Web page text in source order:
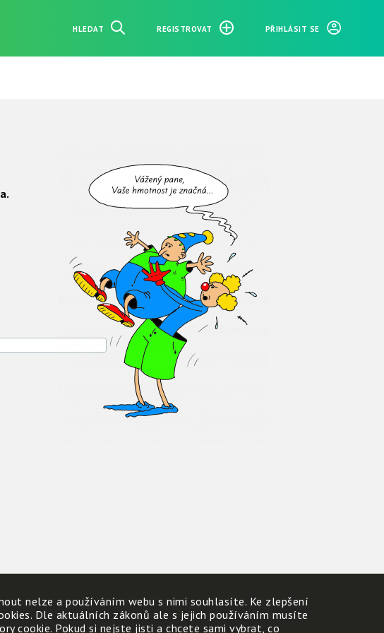
HLEDAT REGISTROVAT PŘIHLÁSIT SE
nelze a používáním webu s nimi souhlasíte. Ke zlepšení
Dle aktuálních zákonů ale s jejich používáním musíte
cookie. Pokud si nejste jisti a chcete sami vybrat, co